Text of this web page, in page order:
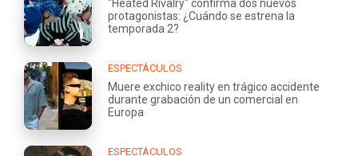
"Heated Rivalry" confirma dos nuevos
protagonistas: ¿Cuándo se estrena la
temporada 2?
ESPECTÁCULOS
Muere exchico reality en trágico accidente
durante grabación de un comercial en
Europa
ESPECTÁCULOS